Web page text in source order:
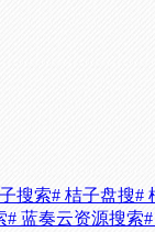
搜索# 桔子盘搜#
# 蓝奏云资源搜索